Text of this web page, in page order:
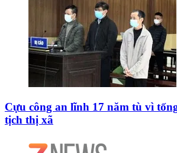
Cựu công an lĩnh 17 năm tù vì
tịch thị xã